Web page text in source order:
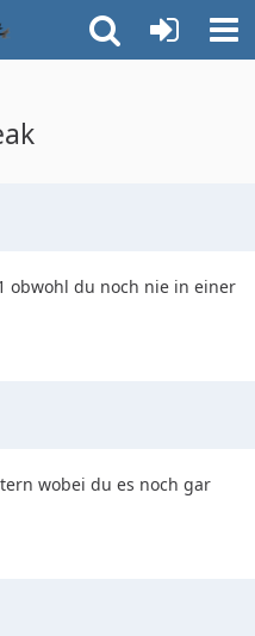
obwohl du noch nie in einer
wobei du es noch gar